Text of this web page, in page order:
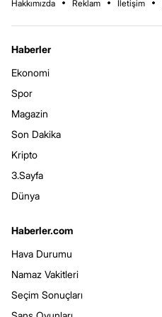
Hakkımızda Reklam İletişim
Haberler
Ekonomi
Spor
Magazin
Son Dakika
Kripto
3.Sayfa
Dünya
Haberler.com
Hava Durumu
Namaz Vakitleri
Seçim Sonuçları